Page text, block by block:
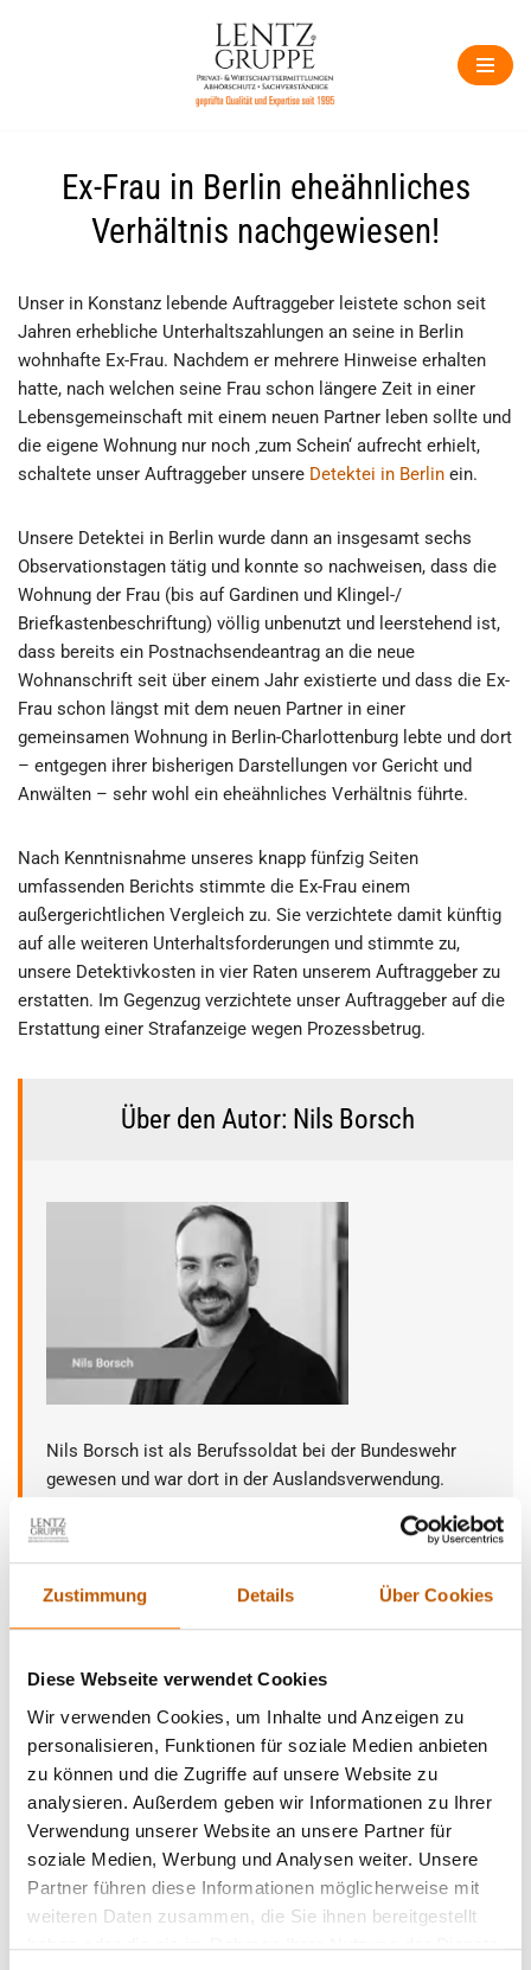
Zustimmung Details Über Cookies
Diese Webseite verwendet Cookies
Wir verwenden Cookies, um Inhalte und Anzeigen zu
personalisieren, Funktionen für soziale Medien anbieten
zu können und die Zugriffe auf unsere Website zu
analysieren. Außerdem geben wir Informationen zu Ihrer
Verwendung unserer Website an unsere Partner für
soziale Medien, Werbung und Analysen weiter. Unsere
Partner führen diese Informationen möglicherweise mit
weiteren Daten zusammen, die Sie ihnen bereitgestellt
haben oder die sie im Rahmen Ihrer Nutzung der Dienste
Ex-Frau in Berlin eheähnliches
Verhältnis nachgewiesen!
Unser in Konstanz lebende Auftraggeber leistete schon seit
Jahren erhebliche Unterhaltszahlungen an seine in Berlin
wohnhafte Ex-Frau. Nachdem er mehrere Hinweise erhalten
hatte, nach welchen seine Frau schon längere Zeit in einer
Lebensgemeinschaft mit einem neuen Partner leben sollte und
die eigene Wohnung nur noch ‚zum Schein‘ aufrecht erhielt,
schaltete unser Auftraggeber unsere Detektei in Berlin ein.
Unsere Detektei in Berlin wurde dann an insgesamt sechs
Observationstagen tätig und konnte so nachweisen, dass die
Wohnung der Frau (bis auf Gardinen und Klingel-/
Briefkastenbeschriftung) völlig unbenutzt und leerstehend ist,
dass bereits ein Postnachsendeantrag an die neue
Wohnanschrift seit über einem Jahr existierte und dass die Ex-
Frau schon längst mit dem neuen Partner in einer
gemeinsamen Wohnung in Berlin-Charlottenburg lebte und dort
– entgegen ihrer bisherigen Darstellungen vor Gericht und
Anwälten – sehr wohl ein eheähnliches Verhältnis führte.
Nach Kenntnisnahme unseres knapp fünfzig Seiten
umfassenden Berichts stimmte die Ex-Frau einem
außergerichtlichen Vergleich zu. Sie verzichtete damit künftig
auf alle weiteren Unterhaltsforderungen und stimmte zu,
unsere Detektivkosten in vier Raten unserem Auftraggeber zu
erstatten. Im Gegenzug verzichtete unser Auftraggeber auf die
Erstattung einer Strafanzeige wegen Prozessbetrug.
Über den Autor: Nils Borsch
Nils Borsch ist als Berufssoldat bei der Bundeswehr
gewesen und war dort in der Auslandsverwendung.
zunächst eine Ausbildung zum ZAD geprüften
Privatermittler (IHK) und ist seitdem im operativen
Einsatzdienst als Detektiv-Sachbearbeiter in unserem
In seiner Freizeit ist Nils begeisterter Halbmaraton,
Marathon und Cross-Hindernis-Läufer.
Nehmen SieKontaktauf.
Zurück zur Newsübersicht